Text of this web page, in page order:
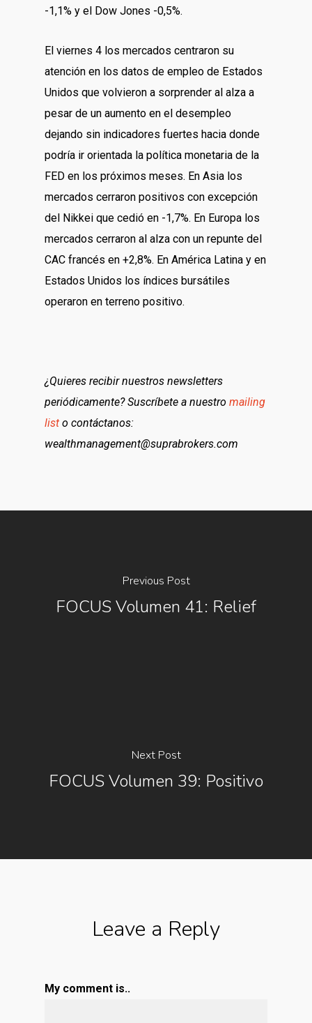
-1,1% y el Dow Jones -0,5%.
El viernes 4 los mercados centraron su
atención en los datos de empleo de Estados
Unidos que volvieron a sorprender al alza a
pesar de un aumento en el desempleo
dejando sin indicadores fuertes hacia donde
podría ir orientada la política monetaria de la
FED en los próximos meses. En Asia los
mercados cerraron positivos con excepción
del Nikkei que cedió en -1,7%. En Europa los
mercados cerraron al alza con un repunte del
CAC francés en +2,8%. En América Latina y en
Estados Unidos los índices bursátiles
operaron en terreno positivo.
¿Quieres recibir nuestros newsletters
periódicamente? Suscríbete a nuestro mailing
list o contáctanos:
wealthmanagement@suprabrokers.com
Previous Post
FOCUS Volumen 41: Relief
Next Post
FOCUS Volumen 39: Positivo
Leave a Reply
My comment is..